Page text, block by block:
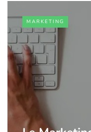
MARKETING